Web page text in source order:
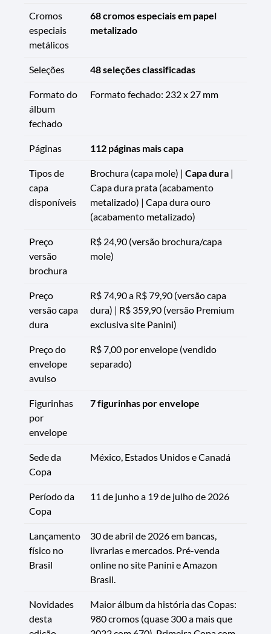
Cromos
especiais
metálicos
68 cromos especiais em papel
metalizado
Seleções 48 seleções classificadas
Formato do
álbum
fechado
Formato fechado: 232 x 27 mm
Páginas 112 páginas mais capa
Tipos de
capa
disponíveis
Brochura (capa mole) | Capa dura |
Capa dura prata (acabamento
metalizado) | Capa dura ouro
(acabamento metalizado)
Preço
versão
brochura
R$ 24,90 (versão brochura/capa
mole)
Preço
versão capa
dura
R$ 74,90 a R$ 79,90 (versão capa
dura) | R$ 359,90 (versão Premium
exclusiva site Panini)
Preço do
envelope
avulso
R$ 7,00 por envelope (vendido
separado)
Figurinhas
por
envelope
7 figurinhas por envelope
Sede da
Copa
México, Estados Unidos e Canadá
Período da
Copa
11 de junho a 19 de julho de 2026
Lançamento
físico no
Brasil
30 de abril de 2026 em bancas,
livrarias e mercados. Pré-venda
online no site Panini e Amazon
Brasil.
Novidades
desta
Maior álbum da história das Copas:
980 cromos (quase 300 a mais que